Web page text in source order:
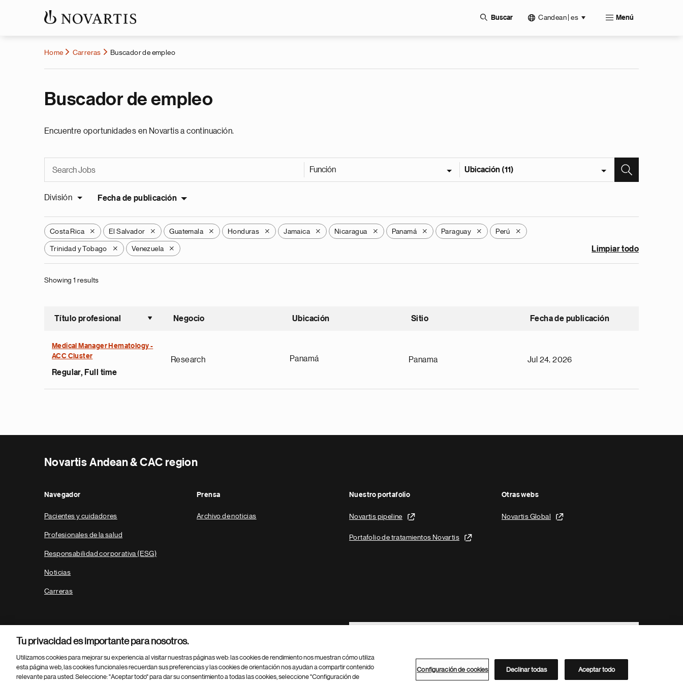
Buscar Candean | es Menú
Home Carreras Buscador de empleo
Buscador de empleo
Encuentre oportunidades en Novartis a continuación.
Función Ubicación (11)
División Fecha de publicación
Costa Rica X El Salvador X Guatemala X Honduras X Jamaica X Nicaragua X Panamá X Paraguay X Perú X
Trinidad y Tobago X Venezuela X Limpiar todo
Showing 1 results
Título profesional
Ordenar ascendente
Negocio Ubicación Sitio Fecha de publicación
Medical Manager Hematology -
ACC Cluster
Regular, Full time
Research Panamá Panama Jul 24, 2026
Novartis Andean & CAC region
Navegador
Pacientes y cuidadores
Profesionales de la salud
Responsabilidad corporativa (ESG)
Noticias
Carreras
Prensa
Archivo de noticias
Nuestro portafolio
Novartis pipeline
Portafolio de tratamientos Novartis
Otras webs
Novartis Global
Footer Site Search
Parte
© 2026 Novartis AG Directorio de Novartis
Tu privacidad es importante para nosotros.
Utilizamos cookies para mejorar su experiencia al visitar nuestras páginas web: las cookies de rendimiento nos muestran cómo utiliza
esta página web, las cookies funcionales recuerdan sus preferencias y las cookies de orientación nos ayudan a compartir contenido
relevante para usted. Seleccione: "Aceptar todo" para dar su consentimiento a todas las cookies, seleccione "Configuración de
Configuración de cookies Declinar todas Aceptar todo